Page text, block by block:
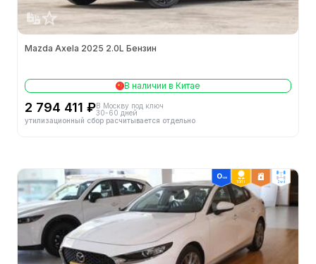
Двигатели
Конфигурация цилиндров
Кол-во цилиндров (шт.)
Механизм газораспределения
Октановое число топлива 92#
Объём (л) 2.0
Объём (мл) 1998
Mazda Axela 2025 2.0L Бензин
В наличии в Китае
2 794 411 ₽В Москву под ключ
30-60 дней
утилизационный сбор расчитывается отдельно
ТОП 1 2wd